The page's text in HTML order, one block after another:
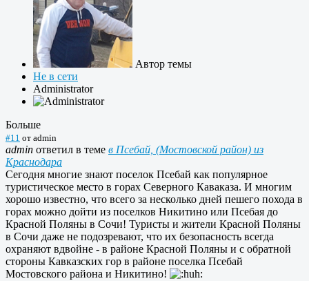
Автор темы
Не в сети
Administrator
Больше
#11 от admin
admin ответил в теме в Псебай, (Мостовской район) из
Краснодара
Сегодня многие знают поселок Псебай как популярное
туристическое место в горах Северного Каваказа. И многим
хорошо известно, что всего за несколько дней пешего похода в
горах можно дойти из поселков Никитино или Псебая до
Красной Поляны в Сочи! Туристы и жители Красной Поляны
в Сочи даже не подозревают, что их безопасность всегда
охраняют вдвойне - в районе Красной Поляны и с обратной
стороны Кавказских гор в районе поселка Псебай
Мостовского района и Никитино!